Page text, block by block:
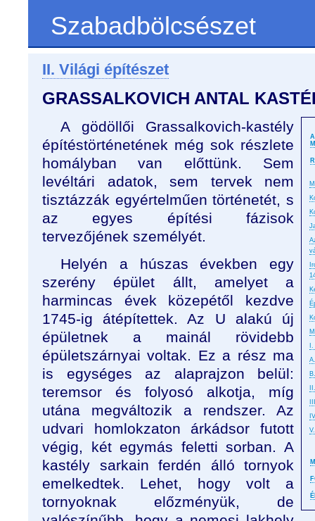
Szabadbölcsészet
II. Világi építészet
GRASSALKOVICH ANTAL
A gödöllői Grassalkovich-kastély
építéstörténetének még sok részlete
homályban van előttünk. Sem
levéltári adatok, sem tervek nem
tisztázzák egyértelműen történetét, s
az egyes építési fázisok
tervezőjének személyét.
Helyén a húszas években egy
szerény épület állt, amelyet a
harmincas évek közepétől kezdve
1745-ig átépítettek. Az U alakú új
épületnek a mainál rövidebb
épületszárnyai voltak. Ez a rész ma
is egységes az alaprajzon belül:
teremsor és folyosó alkotja, míg
utána megváltozik a rendszer. Az
udvari homlokzaton árkádsor futott
végig, két egymás feletti sorban. A
kastély sarkain ferdén álló tornyok
emelkedtek. Lehet, hogy volt a
tornyoknak előzményük, de